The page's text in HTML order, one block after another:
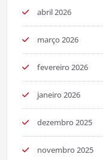
abril 2026
março 2026
fevereiro 2026
janeiro 2026
dezembro 2025
novembro 2025